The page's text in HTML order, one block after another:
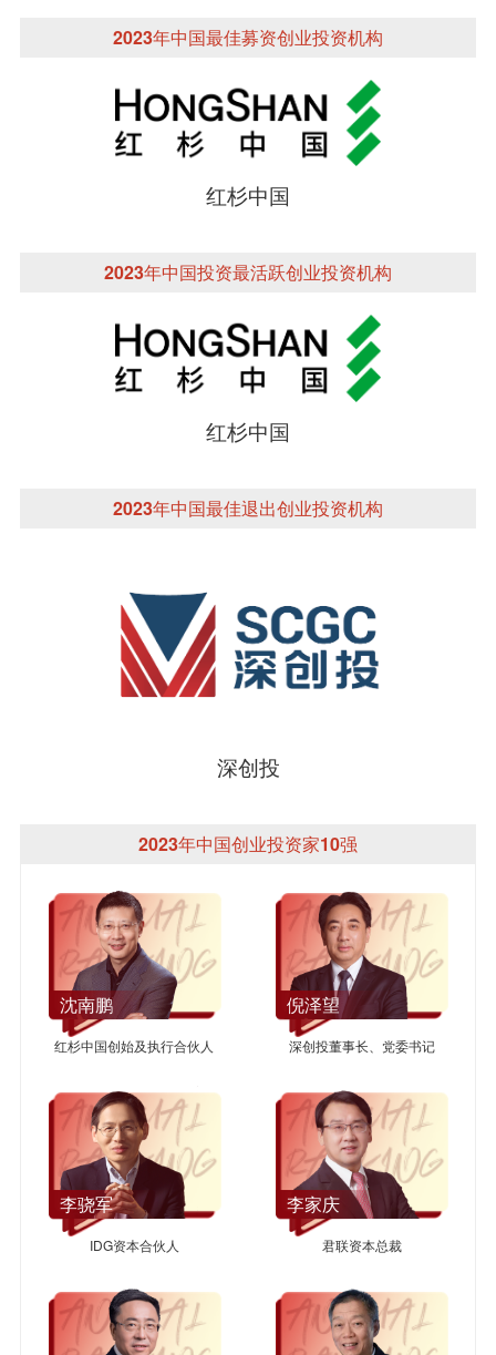
2023年中国最佳募资创业投资机构
红杉中国
2023年中国投资最活跃创业投资机构
红杉中国
2023年中国最佳退出创业投资机构
深创投
2023年中国创业投资家10强
沈南鹏
红杉中国创始及执行合伙人
倪泽望
深创投董事长、党委书记
李骁军
IDG资本合伙人
李家庆
君联资本总裁